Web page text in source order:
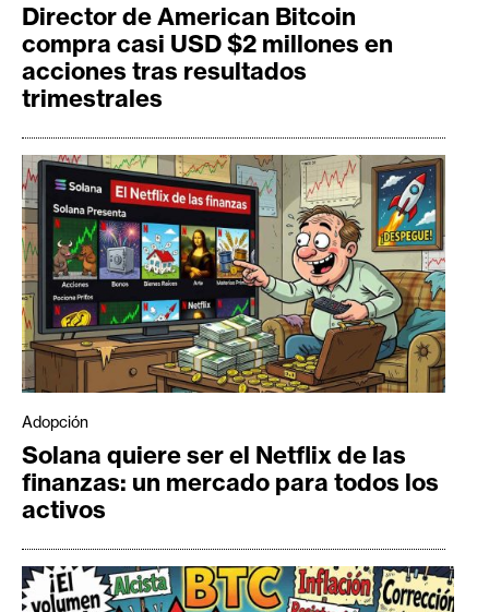
Director de American Bitcoin
compra casi USD $2 millones en
acciones tras resultados
trimestrales
Adopción
Solana quiere ser el Netflix de las
finanzas: un mercado para todos los
activos